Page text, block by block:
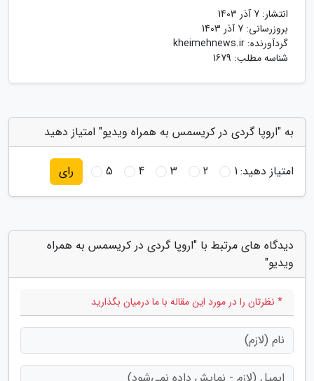
انتشار: 7 آذر 1403
بروزرسانی: 7 آذر 1403
گردآورنده: kheimehnews.ir
شناسه مطلب: 1679
به "اروپا گردی در کریسمس به همراه ویدیو" امتیاز دهید
امتیاز دهید:1
2
3
4
5 رای
دیدگاه های مرتبط با "اروپا گردی در کریسمس به همراه
ویدیو"
* نظرتان را در مورد این مقاله با ما درمیان بگذارید